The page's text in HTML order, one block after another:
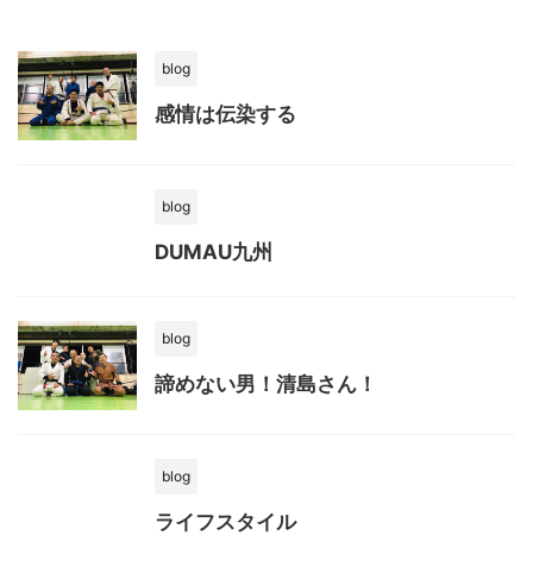
blog
感情は伝染する
blog
DUMAU九州
blog
諦めない男！清島さん！
blog
ライフスタイル